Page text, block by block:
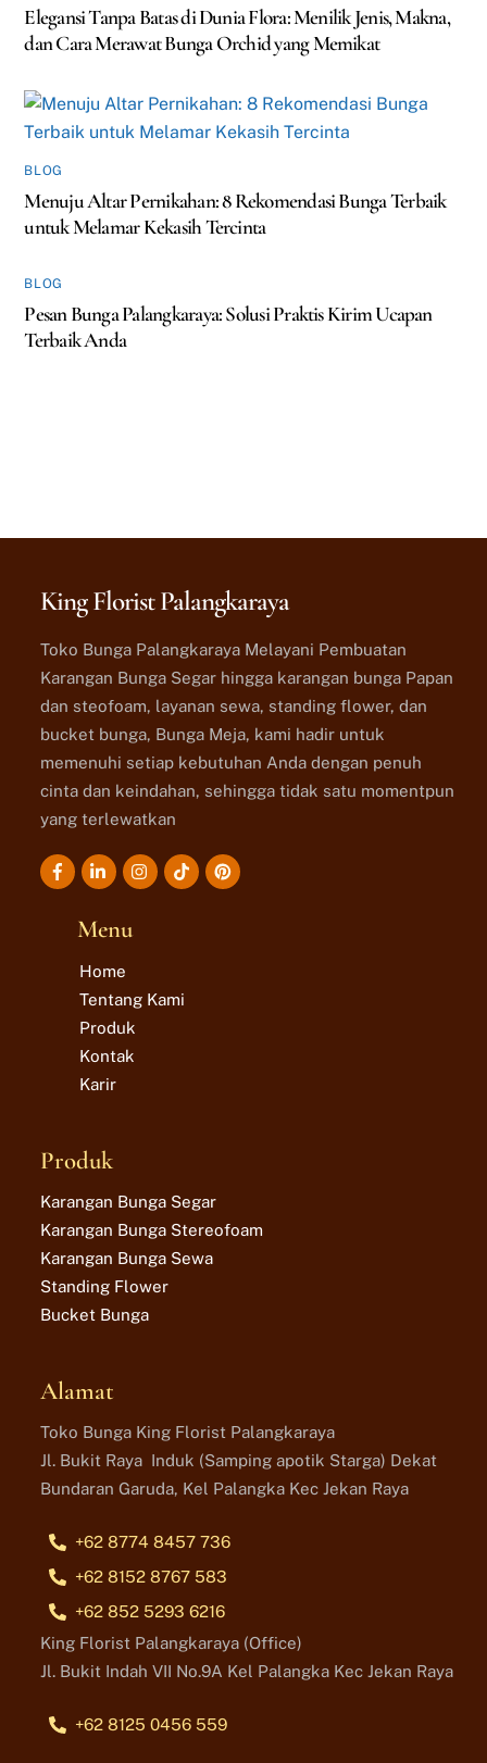
Elegansi Tanpa Batas di Dunia Flora: Menilik Jenis, Makna,
dan Cara Merawat Bunga Orchid yang Memikat
BLOG
Menuju Altar Pernikahan: 8 Rekomendasi Bunga Terbaik
untuk Melamar Kekasih Tercinta
BLOG
Pesan Bunga Palangkaraya: Solusi Praktis Kirim Ucapan
Terbaik Anda
King Florist Palangkaraya
Toko Bunga Palangkaraya Melayani Pembuatan
Karangan Bunga Segar hingga karangan bunga Papan
dan steofoam, layanan sewa, standing flower, dan
bucket bunga, Bunga Meja, kami hadir untuk
memenuhi setiap kebutuhan Anda dengan penuh
cinta dan keindahan, sehingga tidak satu momentpun
yang terlewatkan
Icon
Icon Icon Icon
Menu
Home
Tentang Kami
Produk
Kontak
Karir
Produk
Karangan Bunga Segar
Karangan Bunga Stereofoam
Karangan Bunga Sewa
Standing Flower
Bucket Bunga
Alamat
Toko Bunga King Florist Palangkaraya
Jl. Bukit Raya Induk (Samping apotik Starga) Dekat
Bundaran Garuda, Kel Palangka Kec Jekan Raya
+62 8774 8457 736
+62 8152 8767 583
+62 852 5293 6216
King Florist Palangkaraya (Office)
Jl. Bukit Indah VII No.9A Kel Palangka Kec Jekan Raya
+62 8125 0456 559